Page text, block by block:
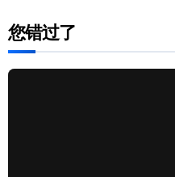
您错过了